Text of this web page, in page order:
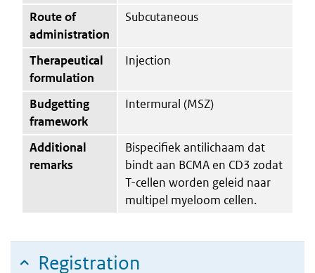
Route of
administration
Subcutaneous
Therapeutical
formulation
Injection
Budgetting
framework
Intermural (MSZ)
Additional
remarks
Bispecifiek antilichaam dat
bindt aan BCMA en CD3 zodat
T-cellen worden geleid naar
multipel myeloom cellen.
Registration